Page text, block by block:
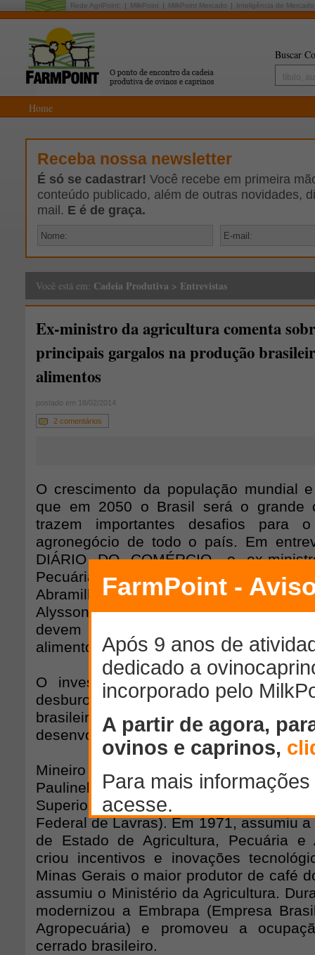
Rede AgriPoint: MilkPoint MilkPoint Mercado Inteligência de Mercado
Buscar
Home
Receba nossa newsletter
É só se cadastrar! Você recebe em primeira
conteúdo publicado, além de outras novidades,
mail. E é de graça.
Você está em: Cadeia Produtiva > Entrevistas
Ex-ministro da agricultura comenta
principais gargalos na produção
alimentos
postado em 18/02/2014
2 comentários
O crescimento da população mundial
que em 2050 o Brasil será o grande
trazem importantes desafios para
agronegócio de todo o país. Em
DIÁRIO DO COMÉRCIO, o ex-
Pecuária e Abastecimento e atual
Abramilho (Associação Brasileira dos
Alysson Puolinelli, comenta os
devem ser superados para que a
alimentos cresça cerca de 40% nos
O investimento em conhecimento,
desburocratização dos processos e a
brasileira são questões consideradas
desenvolvimento do setor.
Mineiro de Bambuí, região Centro-
Paulinelli tornou-se agrônomo em
Superior de Agronomia de Lavras), atual
Federal de Lavras). Em 1971, assumiu
de Estado de Agricultura, Pecuária e
criou incentivos e inovações
Minas Gerais o maior produtor de café
assumiu o Ministério da Agricultura.
modernizou a Embrapa (Empresa
Agropecuária) e promoveu a
cerrado brasileiro.